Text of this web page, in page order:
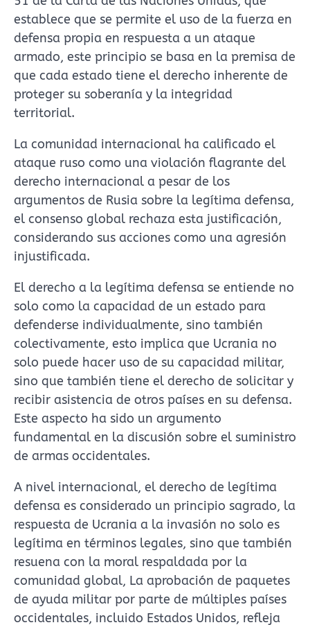
establece que se permite el uso de la fuerza en
defensa propia en respuesta a un ataque
armado, este principio se basa en la premisa de
que cada estado tiene el derecho inherente de
proteger su soberanía y la integridad
territorial.
La comunidad internacional ha calificado el
ataque ruso como una violación flagrante del
derecho internacional a pesar de los
argumentos de Rusia sobre la legítima defensa,
el consenso global rechaza esta justificación,
considerando sus acciones como una agresión
injustificada.
El derecho a la legítima defensa se entiende no
solo como la capacidad de un estado para
defenderse individualmente, sino también
colectivamente, esto implica que Ucrania no
solo puede hacer uso de su capacidad militar,
sino que también tiene el derecho de solicitar y
recibir asistencia de otros países en su defensa.
Este aspecto ha sido un argumento
fundamental en la discusión sobre el suministro
de armas occidentales.
A nivel internacional, el derecho de legítima
defensa es considerado un principio sagrado, la
respuesta de Ucrania a la invasión no solo es
legítima en términos legales, sino que también
resuena con la moral respaldada por la
comunidad global, La aprobación de paquetes
de ayuda militar por parte de múltiples países
occidentales, incluido Estados Unidos, refleja